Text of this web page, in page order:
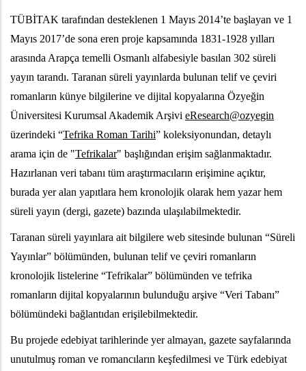
TÜBİTAK tarafından desteklenen 1 Mayıs 2014’te başlayan ve 1
Mayıs 2017’de sona eren proje kapsamında 1831-1928 yılları
arasında Arapça temelli Osmanlı alfabesiyle basılan 302 süreli
yayın tarandı. Taranan süreli yayınlarda bulunan telif ve çeviri
romanların künye bilgilerine ve dijital kopyalarına Özyeğin
Üniversitesi Kurumsal Akademik Arşivi eResearch@ozyegin
üzerindeki “Tefrika Roman Tarihi” koleksiyonundan, detaylı
arama için de "Tefrikalar" başlığından erişim sağlanmaktadır.
Hazırlanan veri tabanı tüm araştırmacıların erişimine açıktır,
burada yer alan yapıtlara hem kronolojik olarak hem yazar hem
süreli yayın (dergi, gazete) bazında ulaşılabilmektedir.
Taranan süreli yayınlara ait bilgilere web sitesinde bulunan “Süreli
Yayınlar” bölümünden, bulunan telif ve çeviri romanların
kronolojik listelerine “Tefrikalar” bölümünden ve tefrika
romanların dijital kopyalarının bulunduğu arşive “Veri Tabanı”
bölümündeki bağlantıdan erişilebilmektedir.
Bu projede edebiyat tarihlerinde yer almayan, gazete sayfalarında
unutulmuş roman ve romancıların keşfedilmesi ve Türk edebiyat